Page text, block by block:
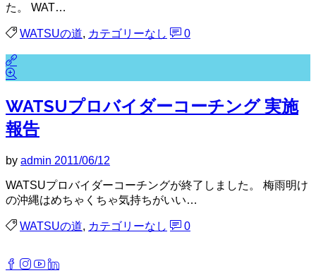
た。 WAT…
WATSUの道, カテゴリーなし 0
WATSUプロバイダーコーチング 実施
報告
by admin 2011/06/12
WATSUプロバイダーコーチングが終了しました。 梅雨明け
の沖縄はめちゃくちゃ気持ちがいい…
WATSUの道, カテゴリーなし 0